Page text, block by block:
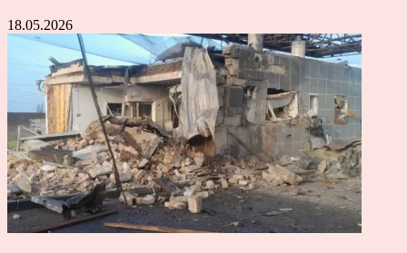
18.05.2026